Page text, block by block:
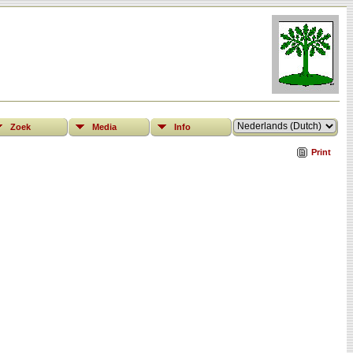
Zoek Media Info
Print